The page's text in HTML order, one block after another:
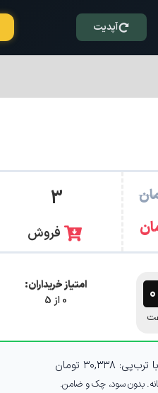
آپدیت
3
فروش
امتیاز خریداران:
0 از 5
ترب‌پی:۳۰,۳۳۸ تومان